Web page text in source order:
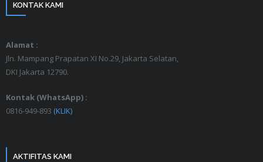
KONTAK KAMI
Alamat :
Jln. Mampang Prapatan XI No.29, Jakarta Selatan,
DKI Jakarta 12790.
Kontak (WhatsApp) :
0816-949-893 (KLIK)
AKTIFITAS KAMI